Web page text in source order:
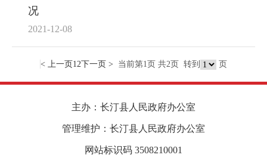
2021-12-08
况
< 上一页1 2下一页 > 当前第1页 共2页 转到 页
主办：长汀县人民政府办公室
管理维护：长汀县人民政府办公室
网站标识码 3508210001